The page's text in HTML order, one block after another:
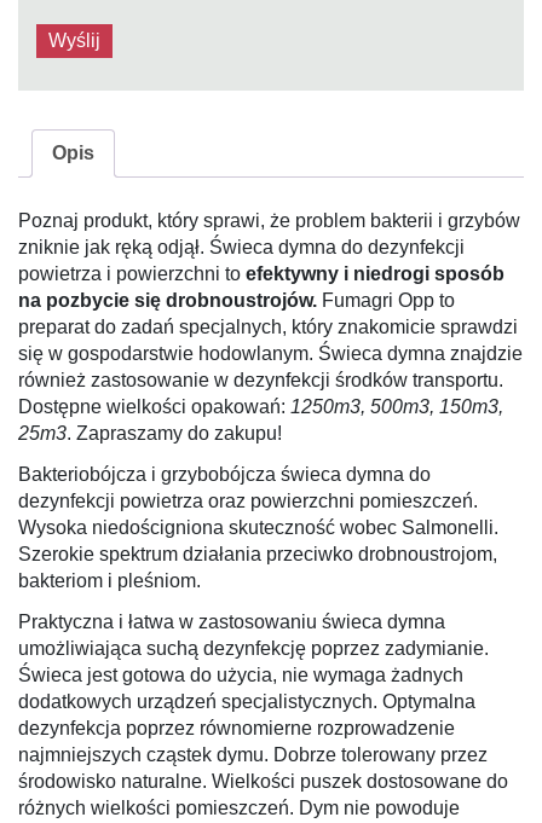
Opis
Poznaj produkt, który sprawi, że problem bakterii i grzybów
zniknie jak ręką odjął. Świeca dymna do dezynfekcji
powietrza i powierzchni to efektywny i niedrogi sposób
na pozbycie się drobnoustrojów. Fumagri Opp to
preparat do zadań specjalnych, który znakomicie sprawdzi
się w gospodarstwie hodowlanym. Świeca dymna znajdzie
również zastosowanie w dezynfekcji środków transportu.
Dostępne wielkości opakowań: 1250m3, 500m3, 150m3,
25m3. Zapraszamy do zakupu!
Bakteriobójcza i grzybobójcza świeca dymna do
dezynfekcji powietrza oraz powierzchni pomieszczeń.
Wysoka niedościgniona skuteczność wobec Salmonelli.
Szerokie spektrum działania przeciwko drobnoustrojom,
bakteriom i pleśniom.
Praktyczna i łatwa w zastosowaniu świeca dymna
umożliwiająca suchą dezynfekcję poprzez zadymianie.
Świeca jest gotowa do użycia, nie wymaga żadnych
dodatkowych urządzeń specjalistycznych. Optymalna
dezynfekcja poprzez równomierne rozprowadzenie
najmniejszych cząstek dymu. Dobrze tolerowany przez
środowisko naturalne. Wielkości puszek dostosowane do
różnych wielkości pomieszczeń. Dym nie powoduje